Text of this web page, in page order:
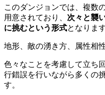
このダンジョンでは、複数
用意されており、 次々と襲
に挑むという形式となります
地形、敵の湧き方、属性相性
色々なことを考慮して立ち
行錯誤を行いながら多くの
す。